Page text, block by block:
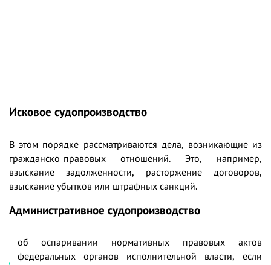
Исковое судопроизводство
В этом порядке рассматриваются дела, возникающие из
гражданско-правовых отношений. Это, например,
взыскание задолженности, расторжение договоров,
взыскание убытков или штрафных санкций.
Административное судопроизводство
об оспаривании нормативных правовых актов
федеральных органов исполнительной власти, если